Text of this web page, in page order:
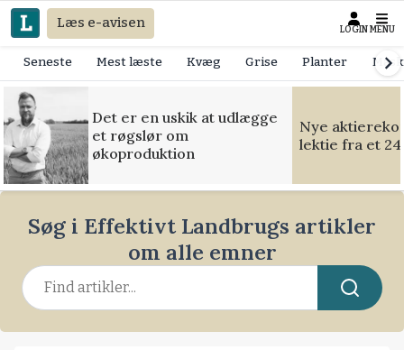
Læs e-avisen LOGIN MENU
Seneste Mest læste Kvæg Grise Planter
Det er en uskik at udlægge
et røgslør om
økoproduktion
Nye
lektie fra et
Søg i Effektivt Landbrugs artikler
om alle emner